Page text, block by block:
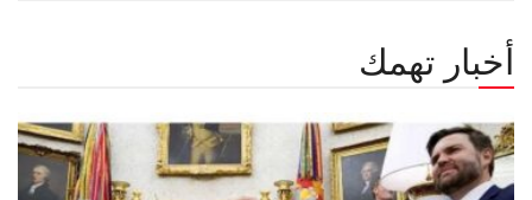
أخبار تهمك